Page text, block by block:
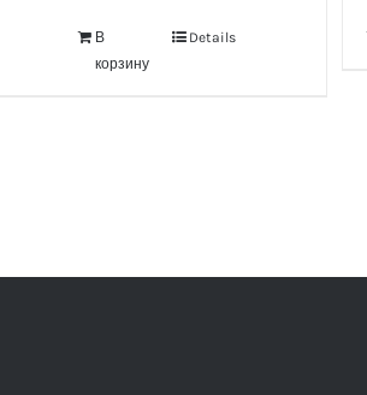
В
корзину
Details